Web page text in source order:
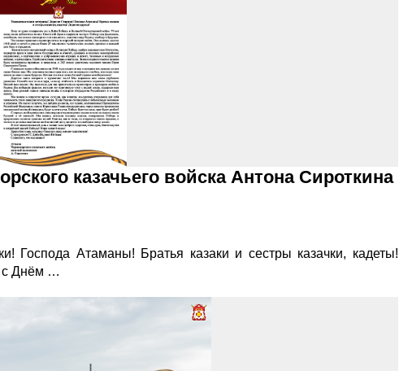
казачьего войска Антона Сироткина
Господа Атаманы! Братья казаки и сестры казачки, кадеты!
с Днём …